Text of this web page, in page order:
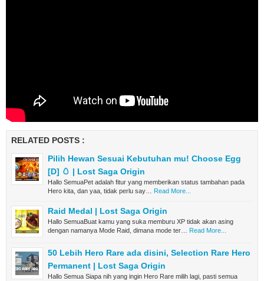
RELATED POSTS :
Pilih Hewan Sesuai Kebutuhan mu! Choose Egg
[D] 🥚 | Lost Saga Origin
Hallo SemuaPet adalah fitur yang memberikan status tambahan pada
Hero kita, dan yaa, tidak perlu say…
Read More...
Raid Medal | Lost Saga Origin
Hallo SemuaBuat kamu yang suka memburu XP tidak akan asing
dengan namanya Mode Raid, dimana mode ter…
Read More...
50 Lebih Hero Rare ada disini, Selection Rare Hero
Permanent | Lost Saga Origin
Hallo Semua Siapa nih yang ingin Hero Rare milih lagi, pasti semua